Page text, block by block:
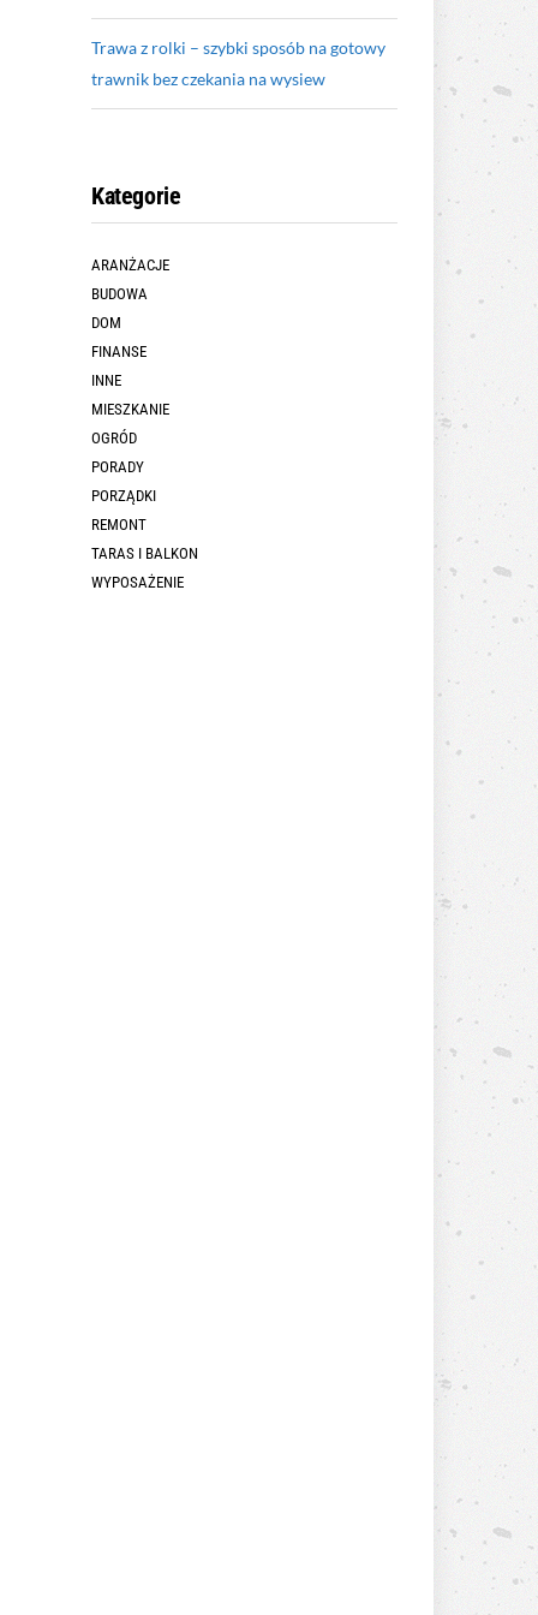
Trawa z rolki – szybki sposób na gotowy
trawnik bez czekania na wysiew
Kategorie
ARANŻACJE
BUDOWA
DOM
FINANSE
INNE
MIESZKANIE
OGRÓD
PORADY
PORZĄDKI
REMONT
TARAS I BALKON
WYPOSAŻENIE